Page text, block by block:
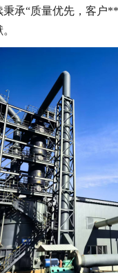
秉承“质量优先，客户